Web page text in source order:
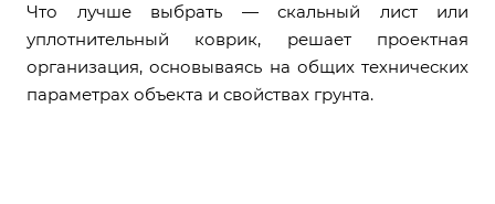
Что лучше выбрать — скальный лист или
уплотнительный коврик, решает проектная
организация, основываясь на общих технических
параметрах объекта и свойствах грунта.